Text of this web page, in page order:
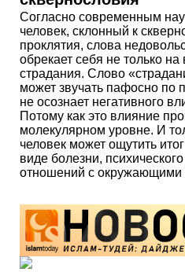
Согласно современным
человек, склонный к
проклятия, слова
обрекает себя не только
страдания. Слово
может звучать пафосно по
не осознает негативного
Потому как это влияние
молекулярном уровне. И
человек может ощутить
виде болезни,
отношений с окружающими